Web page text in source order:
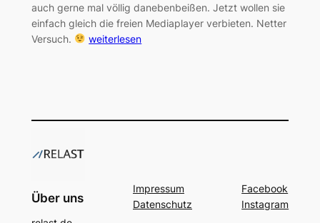
auch gerne mal völlig danebenbeißen. Jetzt wollen sie
einfach gleich die freien Mediaplayer verbieten. Netter
Versuch.
weiterlesen
Über uns
Impressum
Datenschutz
Facebook
Instagram